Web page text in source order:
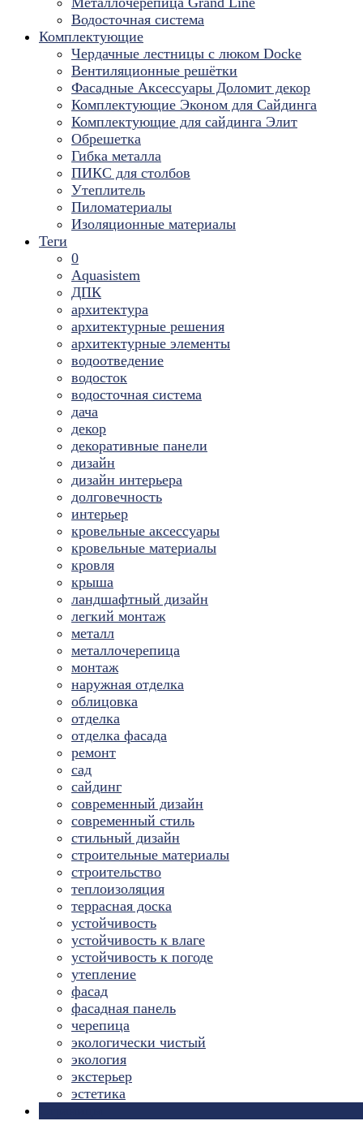
Водосточная система
Комплектующие
Чердачные лестницы с люком Docke
Вентиляционные решётки
Фасадные Аксессуары Доломит декор
Комплектующие Эконом для Сайдинга
Комплектующие для cайдинга Элит
Обрешетка
Гибка металла
ПИКС для столбов
Утеплитель
Пиломатериалы
Изоляционные материалы
Теги
0
Aquasistem
ДПК
архитектура
архитектурные решения
архитектурные элементы
водоотведение
водосток
водосточная система
дача
декор
декоративные панели
дизайн
дизайн интерьера
долговечность
интерьер
кровельные аксессуары
кровельные материалы
кровля
крыша
ландшафтный дизайн
легкий монтаж
металл
металлочерепица
монтаж
наружная отделка
облицовка
отделка
отделка фасада
ремонт
сад
сайдинг
современный дизайн
современный стиль
стильный дизайн
строительные материалы
строительство
теплоизоляция
террасная доска
устойчивость
устойчивость к влаге
устойчивость к погоде
утепление
фасад
фасадная панель
черепица
экологически чистый
экология
экстерьер
эстетика